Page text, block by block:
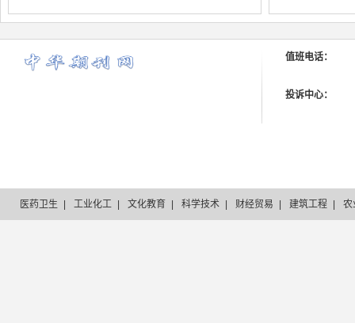
值班电话：
投诉中心：
医药卫生 工业化工 文化教育 科学技术 财经贸易 建筑工程 农